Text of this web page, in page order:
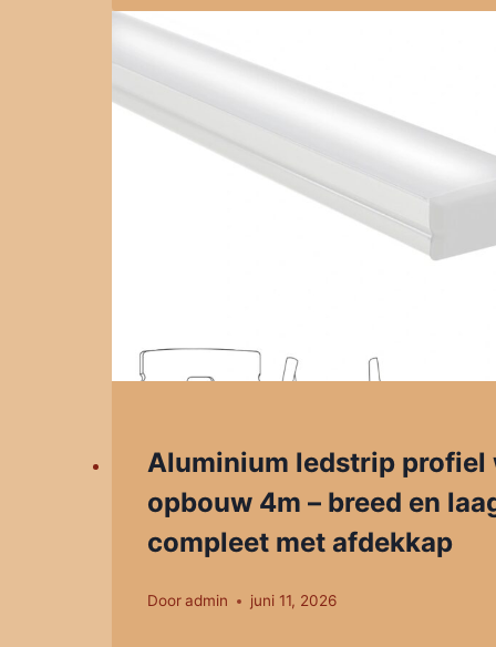
Aluminium ledstrip profiel
opbouw 4m – breed en
compleet met afdekkap
Door admin juni 11, 2026